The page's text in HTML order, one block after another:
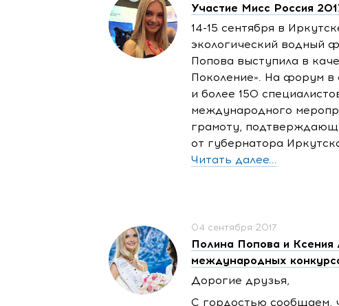
Участие Мисс Россия
14-15 сентября в
экологический водный
Попова выступила в
Поколение». На форум в
и более 150
международного
грамоту,
от губернатора
Читать далее...
04 сентября 2017
Полина Попова и Ксения
международных
Дорогие друзья,
С гордостью сообщаем,